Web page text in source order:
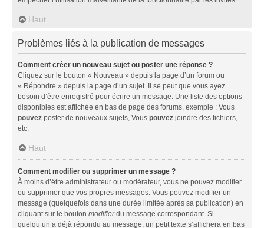
Haut
Problèmes liés à la publication de messages
Comment créer un nouveau sujet ou poster une réponse ?
Cliquez sur le bouton « Nouveau » depuis la page d’un forum ou
« Répondre » depuis la page d’un sujet. Il se peut que vous ayez
besoin d’être enregistré pour écrire un message. Une liste des options
disponibles est affichée en bas de page des forums, exemple : Vous
pouvez poster de nouveaux sujets, Vous pouvez joindre des fichiers,
etc.
Haut
Comment modifier ou supprimer un message ?
À moins d’être administrateur ou modérateur, vous ne pouvez modifier
ou supprimer que vos propres messages. Vous pouvez modifier un
message (quelquefois dans une durée limitée après sa publication) en
cliquant sur le bouton modifierdu message correspondant. Si
quelqu’un a déjà répondu au message, un petit texte s’affichera en bas